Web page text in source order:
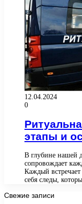
12.04.2024
0
этапы и
В глубине нашей
сопровождает
Каждый
себя следы,
Свежие записи